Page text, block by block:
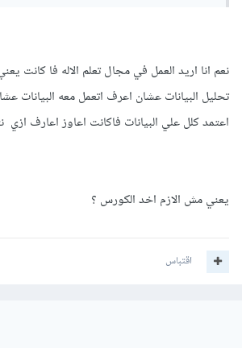
نعم انا اريد العمل في مجال تعلم الاله فا كانت
تحليل البيانات عشان اعرف اتعمل معه البيانات
اعتمد كلل علي البيانات فاكانت اعاوز اعارف ازي
يعني مش الازم اخد الكورس ؟
اقتباس